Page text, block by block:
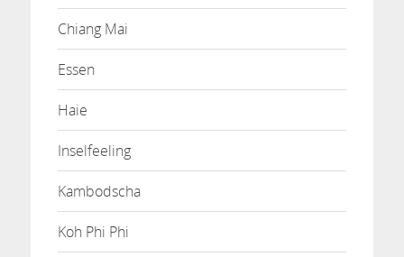
Chiang Mai
Essen
Haie
Inselfeeling
Kambodscha
Koh Phi Phi